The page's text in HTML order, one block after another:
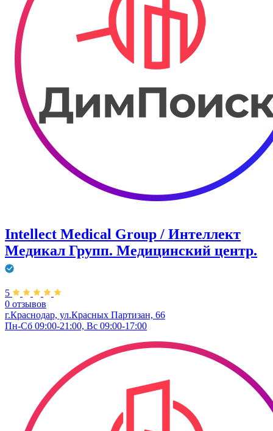
Intellect Medical Group / Интеллект
Медикал Групп. Медицинский центр.
5
0 отзывов
г.Краснодар, ул.Красных Партизан, 66
Пн-Сб 09:00-21:00, Вс 09:00-17:00